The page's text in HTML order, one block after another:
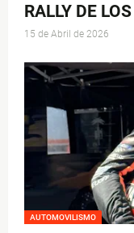
RALLY DE
15 de Abril de 2026
AUTOMOVILISMO